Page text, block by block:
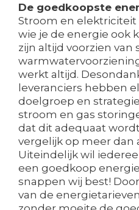
De goedkoopste
Stroom en elektriciteit
wie je de energie ook
zijn altijd voorzien van
werkt altijd.
leveranciers hebben
doelgroep en
stroom en gas
dat dit adequaat
vergelijk op meer dan
Uiteindelijk wil
een goedkoop
snappen wij best!
van de